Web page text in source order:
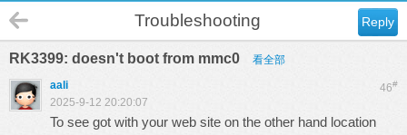
Reply
Troubleshooting
RK3399: doesn't boot from mmc0 看全部
46#
aali
2025-9-12 20:20:07
To see got with your web site on the other hand location